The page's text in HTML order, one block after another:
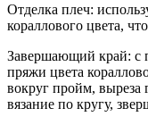
Отделка плеч:
кораллового цвета,
Завершающий край: с
пряжи цвета
вокруг пройм,
вязание по кругу,